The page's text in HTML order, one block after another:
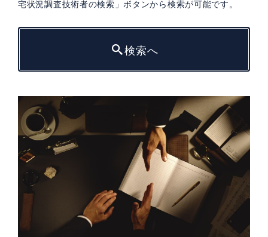
宅状況調査技術者の検索」ボタンから検索が可能です。
検索へ